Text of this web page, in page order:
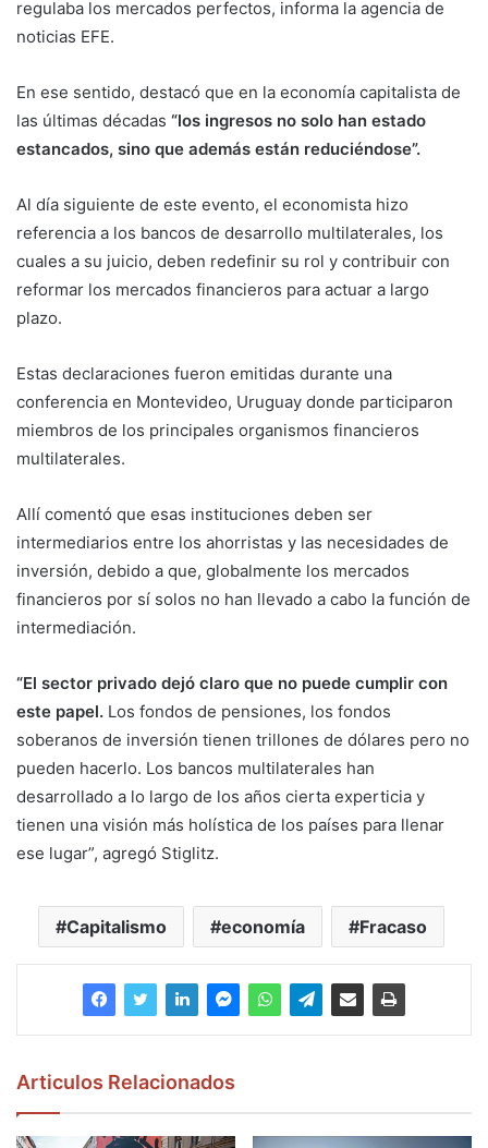
regulaba los mercados perfectos, informa la agencia de
noticias EFE.
En ese sentido, destacó que en la economía capitalista de
las últimas décadas “los ingresos no solo han estado
estancados, sino que además están reduciéndose”.
Al día siguiente de este evento, el economista hizo
referencia a los bancos de desarrollo multilaterales, los
cuales a su juicio, deben redefinir su rol y contribuir con
reformar los mercados financieros para actuar a largo
plazo.
Estas declaraciones fueron emitidas durante una
conferencia en Montevideo, Uruguay donde participaron
miembros de los principales organismos financieros
multilaterales.
Allí comentó que esas instituciones deben ser
intermediarios entre los ahorristas y las necesidades de
inversión, debido a que, globalmente los mercados
financieros por sí solos no han llevado a cabo la función de
intermediación.
“El sector privado dejó claro que no puede cumplir con
este papel. Los fondos de pensiones, los fondos
soberanos de inversión tienen trillones de dólares pero no
pueden hacerlo. Los bancos multilaterales han
desarrollado a lo largo de los años cierta experticia y
tienen una visión más holística de los países para llenar
ese lugar”, agregó Stiglitz.
Capitalismo economía Fracaso
Articulos Relacionados